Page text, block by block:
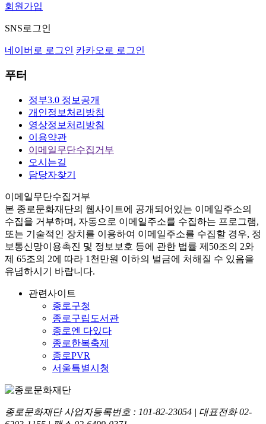
회원가입
SNS로그인
네이버로 로그인 카카오로 로그인
푸터
정부3.0 정보공개
개인정보처리방침
영상정보처리방침
이용약관
이메일무단수집거부
오시는길
담당자찾기
이메일무단수집거부
본 종로문화재단의 웹사이트에 공개되어있는 이메일주소의
수집을 거부하며, 자동으로 이메일주소를 수집하는 프로그램,
또는 기술적인 장치를 이용하여 이메일주소를 수집할 경우, 정
보통신망이용촉진 및 정보보호 등에 관한 법률 제50조의 2와
제 65조의 2에 따라 1천만원 이하의 벌금에 처해질 수 있음을
유념하시기 바랍니다.
관련사이트
종로구청
종로구립도서관
종로엔 다있다
종로한복축제
종로PVR
서울특별시청
종로문화재단 사업자등록번호 : 101-82-23054 | 대표전화02-